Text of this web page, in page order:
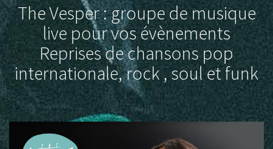
The Vesper : groupe de musique
live pour vos évènements
Reprises de chansons pop
internationale, rock , soul et funk